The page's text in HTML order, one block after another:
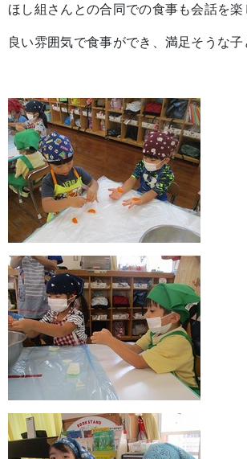
ほし組さんとの合同での食事も会話を楽
良い雰囲気で食事ができ、満足そうな